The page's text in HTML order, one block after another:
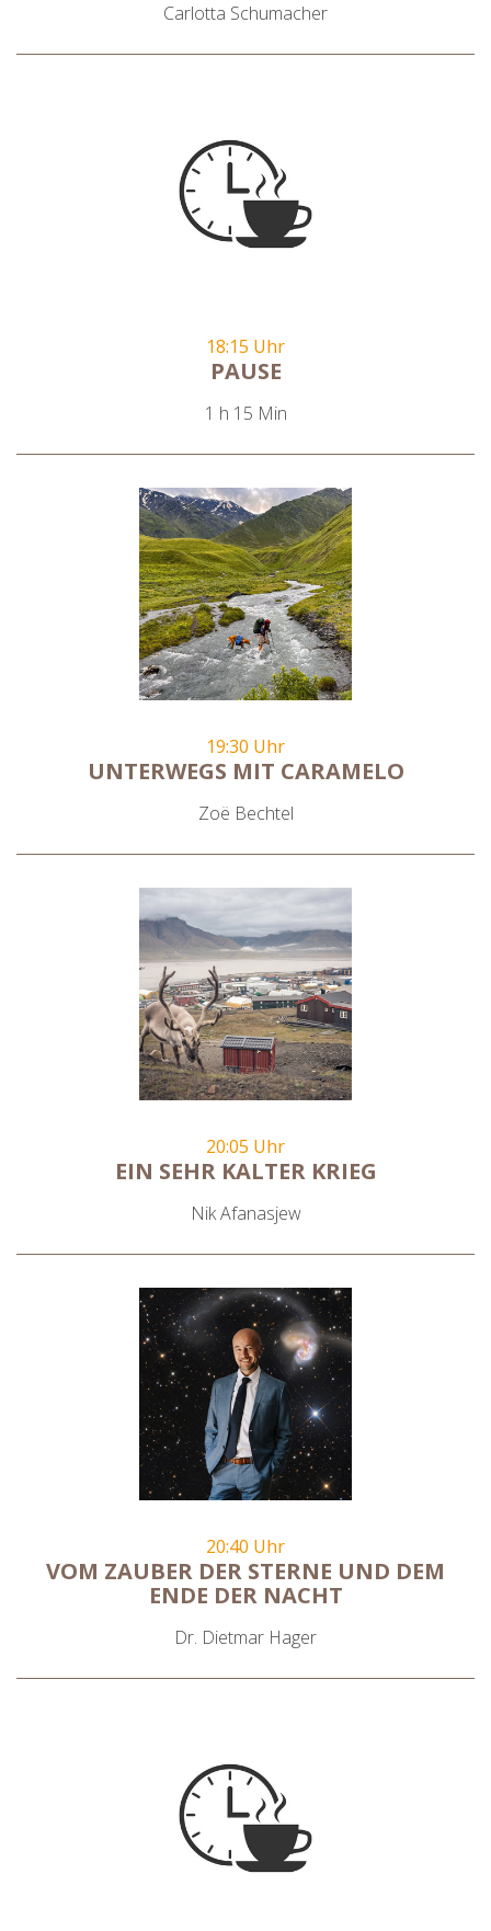
Carlotta Schumacher
18:15 Uhr
PAUSE
1 h 15 Min
19:30 Uhr
UNTERWEGS MIT CARAMELO
Zoë Bechtel
20:05 Uhr
EIN SEHR KALTER KRIEG
Nik Afanasjew
20:40 Uhr
VOM ZAUBER DER STERNE UND DEM
ENDE DER NACHT
Dr. Dietmar Hager